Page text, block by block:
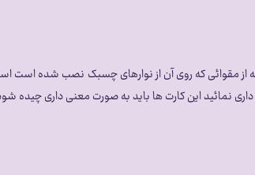
از مقوائی که روی آن از نوارهای چسبک نصب شده است
نمائید این کارت ها باید به صورت معنی داری چیده